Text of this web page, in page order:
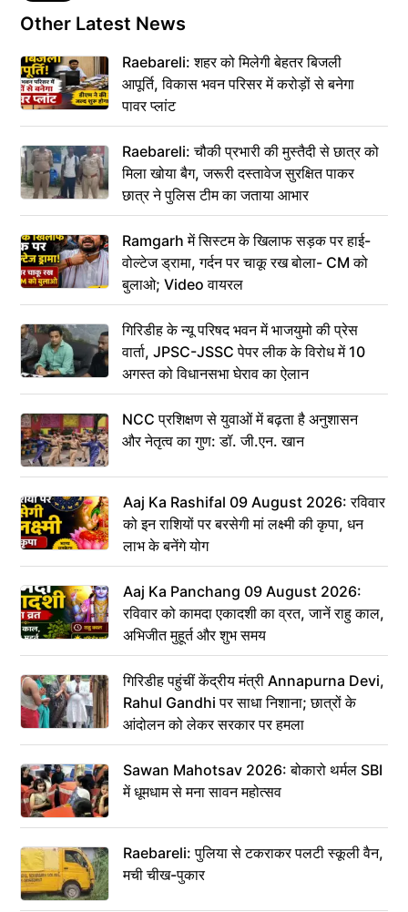
Other Latest News
Raebareli: शहर को मिलेगी बेहतर बिजली
आपूर्ति, विकास भवन परिसर में करोड़ों से बनेगा
पावर प्लांट
Raebareli: चौकी प्रभारी की मुस्तैदी से छात्र को
मिला खोया बैग, जरूरी दस्तावेज सुरक्षित पाकर
छात्र ने पुलिस टीम का जताया आभार
Ramgarh में सिस्टम के खिलाफ सड़क पर हाई-
वोल्टेज ड्रामा, गर्दन पर चाकू रख बोला- CM को
बुलाओ; Video वायरल
गिरिडीह के न्यू परिषद भवन में भाजयुमो की प्रेस
वार्ता, JPSC-JSSC पेपर लीक के विरोध में 10
अगस्त को विधानसभा घेराव का ऐलान
NCC प्रशिक्षण से युवाओं में बढ़ता है अनुशासन
और नेतृत्व का गुण: डॉ. जी.एन. खान
Aaj Ka Rashifal 09 August 2026: रविवार
को इन राशियों पर बरसेगी मां लक्ष्मी की कृपा, धन
लाभ के बनेंगे योग
Aaj Ka Panchang 09 August 2026:
रविवार को कामदा एकादशी का व्रत, जानें राहु काल,
अभिजीत मुहूर्त और शुभ समय
गिरिडीह पहुंचीं केंद्रीय मंत्री Annapurna Devi,
Rahul Gandhi पर साधा निशाना; छात्रों के
आंदोलन को लेकर सरकार पर हमला
Sawan Mahotsav 2026: बोकारो थर्मल SBI
में धूमधाम से मना सावन महोत्सव
Raebareli: पुलिया से टकराकर पलटी स्कूली वैन,
मची चीख-पुकार